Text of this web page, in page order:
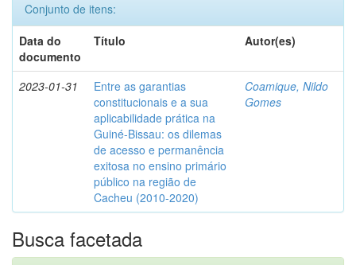
Conjunto de itens:
Data do
documento
Título Autor(es)
2023-01-31
Entre as garantias
constitucionais e a sua
aplicabilidade prática na
Guiné-Bissau: os dilemas
de acesso e permanência
exitosa no ensino primário
público na região de
Cacheu (2010-2020)
Coamique, Nildo
Gomes
Busca facetada